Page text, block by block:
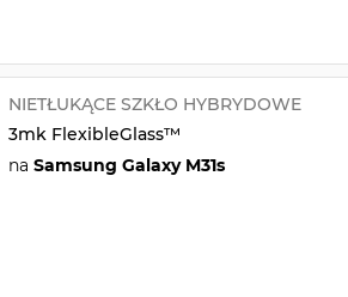
NIETŁUKĄCE SZKŁO HYBRYDOWE
3mk FlexibleGlass™
na Samsung Galaxy M31s